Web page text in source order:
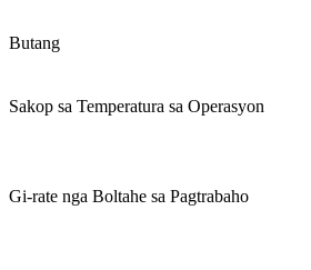
Butang
Sakop sa Temperatura sa Operasyon
Gi-rate nga Boltahe sa Pagtrabaho